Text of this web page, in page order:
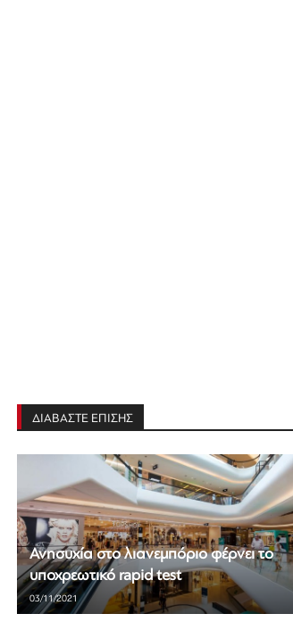
ΔΙΑΒΑΣΤΕ ΕΠΙΣΗΣ
Ανησυχία στο λιανεμπόριο φέρνει το
υποχρεωτικό rapid test
03/11/2021